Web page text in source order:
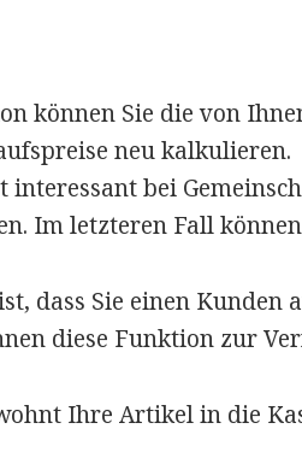
können Sie die von
neu kalkulieren.
interessant bei
Im letzteren Fall
dass Sie einen Kunden
diese Funktion zur
Ihre Artikel in die